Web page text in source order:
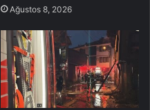
Ağustos 8, 2026